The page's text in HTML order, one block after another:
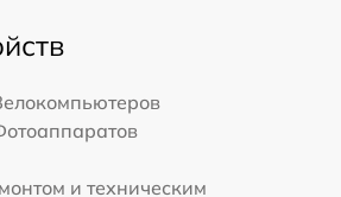
и техническим